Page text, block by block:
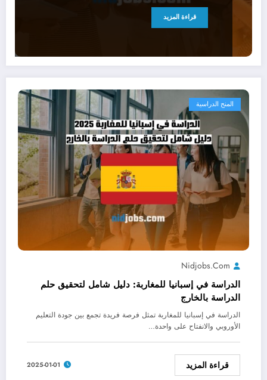
قراءة المزيد
المنح الدراسية
Nidjobs.com
الدراسة في إسبانيا للمغاربة: دليل شامل لتحقيق حلم
الدراسة بالخارج
الدراسة في إسبانيا للمغاربة تمثل فرصة فريدة تجمع بين جودة التعليم
الأوروبي والانفتاح على واحدة…
قراءة المزيد 2025-01-01